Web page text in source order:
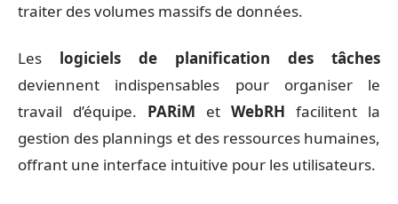
traiter des volumes massifs de données.
Les logiciels de planification des tâches
deviennent indispensables pour organiser le
travail d’équipe. PARiM et WebRH facilitent la
gestion des plannings et des ressources humaines,
offrant une interface intuitive pour les utilisateurs.